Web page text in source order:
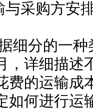
与采购方安
细分的一
，详细描述
费的运输成
如何进行运